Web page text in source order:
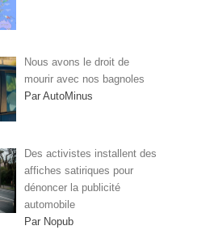
Nous avons le droit de
mourir avec nos bagnoles
Par AutoMinus
Des activistes installent des
affiches satiriques pour
dénoncer la publicité
automobile
Par Nopub